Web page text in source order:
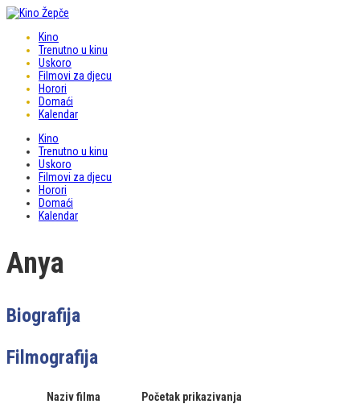
Kino
Trenutno u kinu
Uskoro
Filmovi za djecu
Horori
Domaći
Kalendar
Kino
Trenutno u kinu
Uskoro
Filmovi za djecu
Horori
Domaći
Kalendar
Anya
Biografija
Filmografija
Naziv filma
Početak prikazivanja